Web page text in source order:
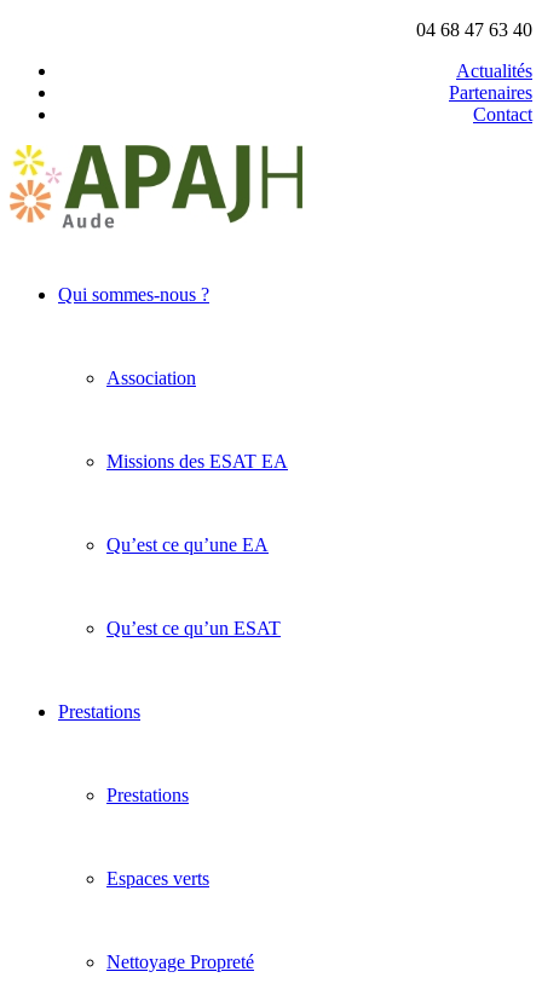
04 68 47 63 40
Actualités
Partenaires
Contact
Qui sommes-nous ?
Association
Missions des ESAT EA
Qu’est ce qu’une EA
Qu’est ce qu’un ESAT
Prestations
Prestations
Espaces verts
Nettoyage Propreté